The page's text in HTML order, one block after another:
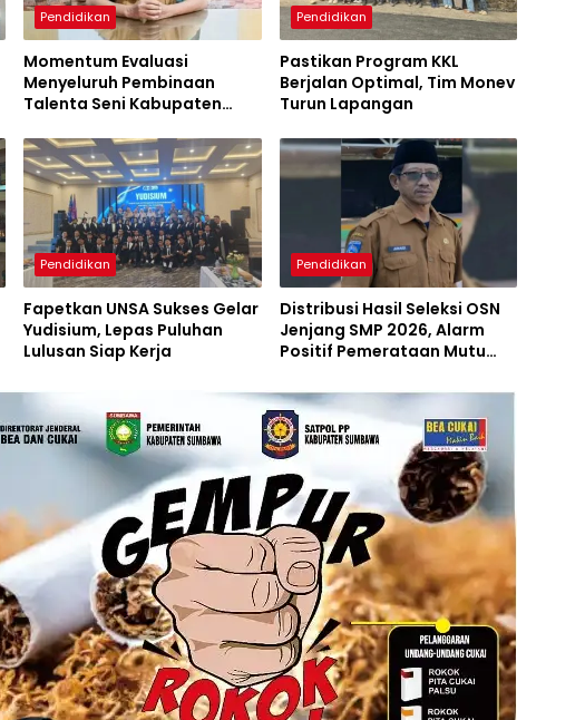
Pendidikan
Momentum Evaluasi
Menyeluruh Pembinaan
Talenta Seni Kabupaten
Pendidikan
Pastikan Program KKL
Berjalan Optimal, Tim Monev
Turun Lapangan
Pendidikan
Fapetkan UNSA Sukses Gelar
Yudisium, Lepas Puluhan
Lulusan Siap Kerja
Pendidikan
Distribusi Hasil Seleksi OSN
Jenjang SMP 2026, Alarm
Positif Pemerataan Mutu